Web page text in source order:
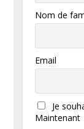
Nom de
Email
Je
Maintenant